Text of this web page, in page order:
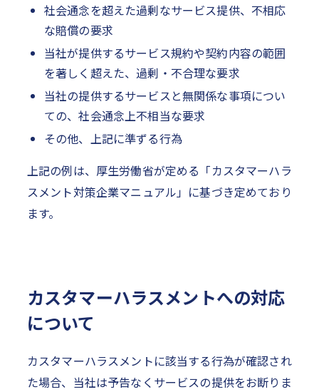
社会通念を超えた過剰なサービス提供、不相応
な賠償の要求
当社が提供するサービス規約や契約内容の範囲
を著しく超えた、過剰・不合理な要求
当社の提供するサービスと無関係な事項につい
ての、社会通念上不相当な要求
その他、上記に準ずる行為
上記の例は、厚生労働省が定める「カスタマーハラ
スメント対策企業マニュアル」に基づき定めており
ます。
カスタマーハラスメントへの対応
について
カスタマーハラスメントに該当する行為が確認され
た場合、当社は予告なくサービスの提供をお断りま